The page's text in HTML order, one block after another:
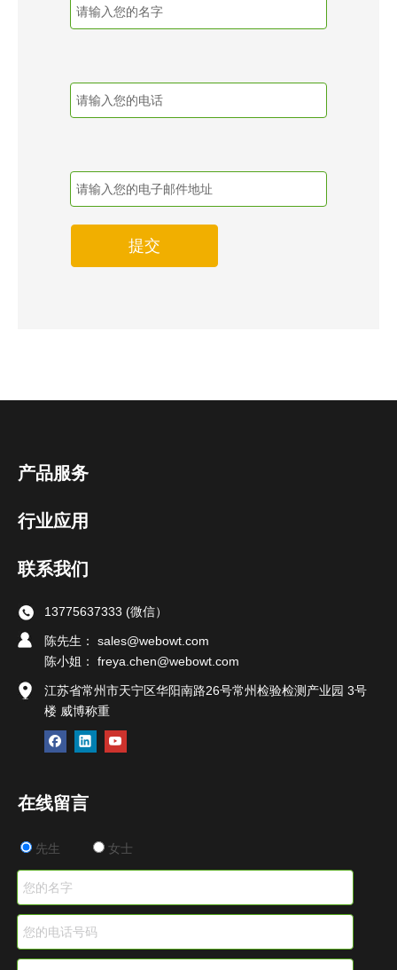
提交
产品服务
行业应用
联系我们
13775637333 (微信）
陈先生： sales@webowt.com
陈小姐： freya.chen@webowt.com
江苏省常州市天宁区华阳南路26号常州检验检测产业园 3号
楼 威博称重
在线留言
先生 女士